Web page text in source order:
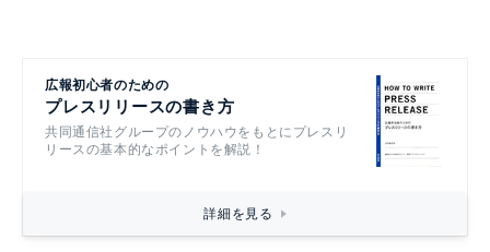
広報初心者のための
プレスリリースの書き方
共同通信社グループのノウハウをもとにプレスリ
リースの基本的なポイントを解説！
詳細を見る